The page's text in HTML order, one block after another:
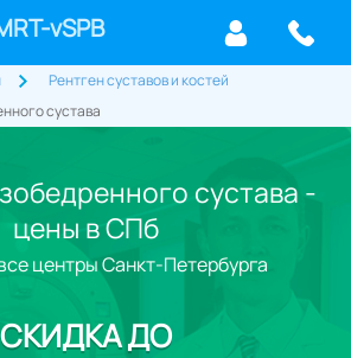
vSPB
Рентген суставов и костей
сустава
сустава -
цены в СПб
центры Санкт-Петербурга
СКИДКАДО